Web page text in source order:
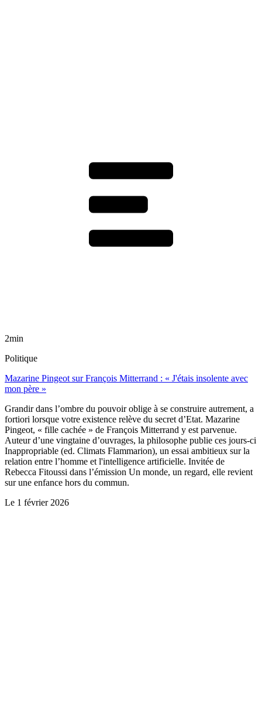
2min
Politique
Mazarine Pingeot sur François Mitterrand : « J'étais insolente avec
mon père »
Grandir dans l’ombre du pouvoir oblige à se construire autrement, a
fortiori lorsque votre existence relève du secret d’Etat. Mazarine
Pingeot, « fille cachée » de François Mitterrand y est parvenue.
Auteur d’une vingtaine d’ouvrages, la philosophe publie ces jours-ci
Inappropriable (ed. Climats Flammarion), un essai ambitieux sur la
relation entre l’homme et l'intelligence artificielle. Invitée de
Rebecca Fitoussi dans l’émission Un monde, un regard, elle revient
sur une enfance hors du commun.
Le 1 février 2026